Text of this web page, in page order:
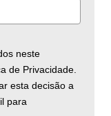
neste
de Privacidade.
esta decisão a
para